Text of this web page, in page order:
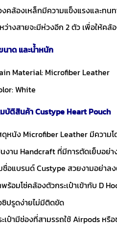
งคล้องเหล็กมีความแข็งแรงและทน
ว่างสายจะมีห่วงอีก 2 ตัว เพื่อให้ค
นาด และน้ำหนัก
Material: Microfiber Leather
White
ติสินค้า Custype Heart Pouch
หนัง Microfiber Leather มีความ
นงาน Handcraft ที่มีการตัดเย็บอย่
อแบรนด์ Custype สวยงามอย่าล
พร้อมโซ่คล้องตัวกระเป๋าเข้ากับ D
ปรูดง่ายไม่มีติดขัด
เป๋ามีช่องที่สามรรถใช้ Airpods หรื